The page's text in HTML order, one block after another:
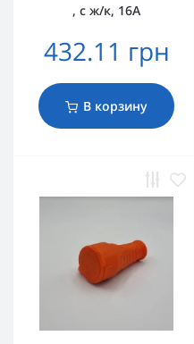
, с ж/к, 16А
432.11 грн
В корзину